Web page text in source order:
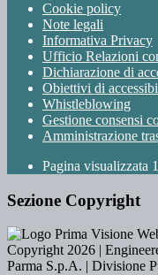
Cookie policy
Note legali
Informativa Privacy
Ufficio Relazioni
Dichiarazione di
Obiettivi di
Whistleblowing
Gestione consensi
Amministrazione
Pagina visualizzata
Sezione Copyright
Copyright 2026 |
Parma S.p.A. | Divisione